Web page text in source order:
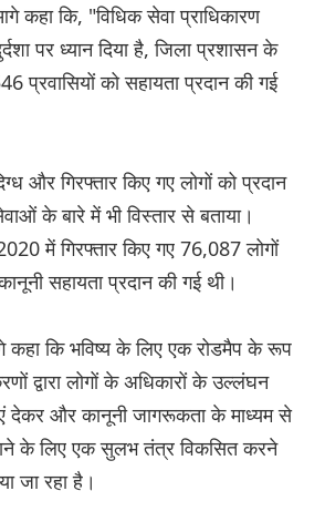
कहा कि, "विधिक सेवा प्राधिकारण
पर ध्यान दिया है, जिला प्रशासन के
प्रवासियों को सहायता प्रदान की गई
और गिरफ्तार किए गए लोगों को प्रदान
के बारे में भी विस्तार से बताया।
में गिरफ्तार किए गए 76,087 लोगों
सहायता प्रदान की गई थी।
कि भविष्य के लिए एक रोडमैप के रूप
द्वारा लोगों के अधिकारों के उल्लंघन
देकर और कानूनी जागरूकता के माध्यम से
के लिए एक सुलभ तंत्र विकसित करने
जा रहा है।